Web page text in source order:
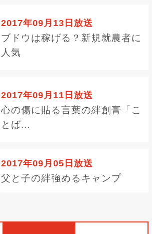
2017年09月13日放送
ブドウは稼げる？新規就農者に
人気
2017年09月11日放送
心の傷に貼る言葉の絆創膏「こ
とば...
2017年09月05日放送
父と子の絆強めるキャンプ